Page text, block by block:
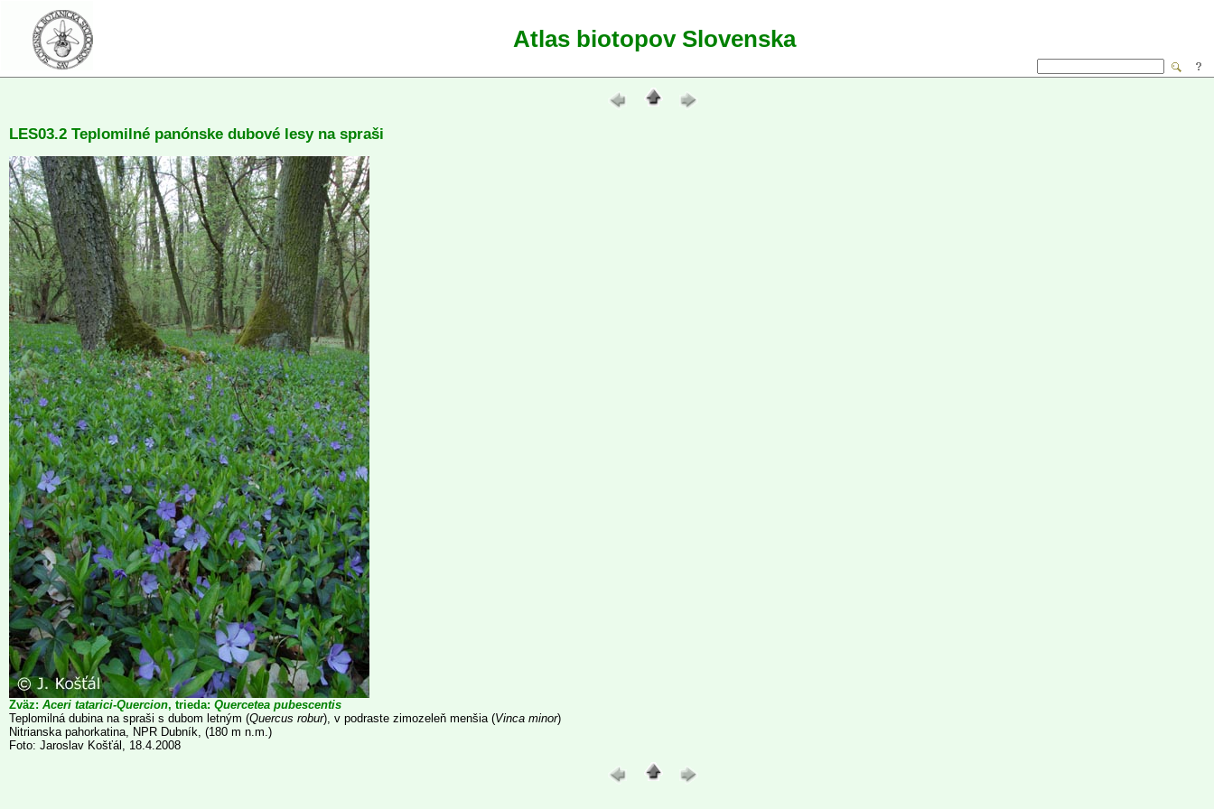
Atlas biotopov Slovenska
LES03.2 Teplomilné panónske dubové lesy na spraši
Zväz: Aceri tatarici-Quercion, trieda: Quercetea pubescentis
Teplomilná dubina na spraši s dubom letným (Quercus robur), v podraste zimozeleň menšia (Vinca minor)
Nitrianska pahorkatina, NPR Dubník, (180 m n.m.)
Foto: Jaroslav Košťál, 18.4.2008